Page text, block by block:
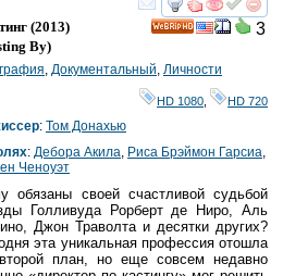
смотреть
3
(2013)
By)
, Документальный, Личности
HD 1080 HD 720
: Том Донахью
: Дебора Акила, Риса Брэймон Гарсиа,
Ченоуэт
обязаны своей счастливой судьбой
Голливуда Рорберт де Ниро, Аль
Джон Траволта и десятки других?
эта уникальная профессия отошла
план, но еще совсем недавно